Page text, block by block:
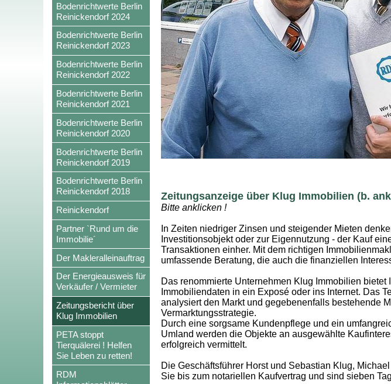
Bodenrichtwerte Berlin
Reinickendorf 2024
Bodenrichtwerte Berlin
Reinickendorf 2023
Bodenrichtwerte Berlin
Reinickendorf 2022
Bodenrichtwerte Berlin
Reinickendorf 2021
Bodenrichtwerte Berlin
Reinickendorf 2020
Bodenrichtwerte Berlin
Reinickendorf 2019
Bodenrichtwerte Berlin
Reinickendorf 2018
Reinickendorf
Partner `Rund um die
Immobilie´
Der Makleralleinauftrag
Der Energieausweis für
Verkäufer / Vermieter
Zeitungsbericht über
Klug Immobilien
PETA stoppt
Tierquälerei ! Helfen
Sie Leben zu retten!
RDM
Zeitungsanzeige über Klug Immobilien (b.
Bitte anklicken !
In Zeiten niedriger Zinsen und steigender Mieten
Investitionsobjekt oder zur Eigennutzung - der Kauf
Transaktionen einher. Mit dem richtigen
umfassende Beratung, die auch die finanziellen
Das renommierte Unternehmen Klug Immobilien
Immobiliendaten in ein Exposé oder ins Internet. Das
analysiert den Markt und gegebenenfalls bestehende
Vermarktungsstrategie.
Durch eine sorgsame Kundenpflege und ein
Umland werden die Objekte an ausgewählte
erfolgreich vermittelt.
Die Geschäftsführer Horst und Sebastian Klug,
Sie bis zum notariellen Kaufvertrag und sind sieben